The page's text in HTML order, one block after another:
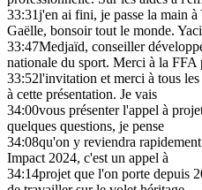
33:31j'en ai fini, je passe la main
Gaëlle, bonsoir tout le monde.
33:47Medjaïd, conseiller
nationale du sport. Merci à la FFA
33:52l'invitation et merci à tous
à cette présentation. Je vais
34:00vous présenter l'appel à
quelques questions, je pense
34:08qu'on y reviendra
Impact 2024, c'est un appel à
34:14projet que l'on porte depuis